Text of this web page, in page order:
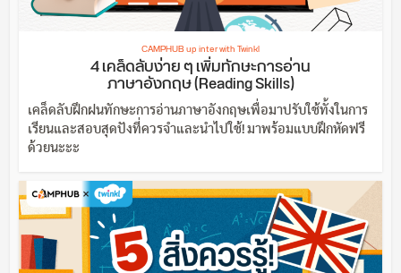
CAMPHUB up inter with Twinkl
4 เคล็ดลับง่าย ๆ เพิ่มทักษะการอ่าน
ภาษาอังกฤษ (Reading Skills)
เคล็ดลับฝึกฝนทักษะการอ่านภาษาอังกฤษเพื่อมาปรับใช้ทั้งในการ
เรียนและสอบสุดปังที่ควรจำและนำไปใช้! มาพร้อมแบบฝึกหัดฟรี
ด้วยนะะะ